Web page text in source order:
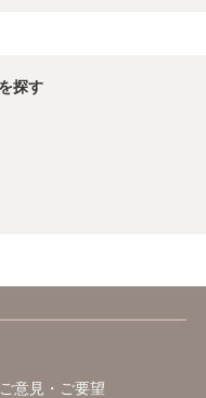
探す
ご意見・ご要望